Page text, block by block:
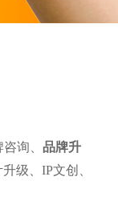
询、 品牌升
级、IP文创、